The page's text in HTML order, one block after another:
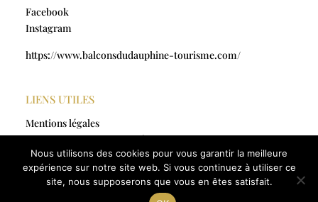
Facebook
Instagram
https://www.balconsdudauphine-tourisme.com/
LIENS UTILES
Mentions légales
Politique de confidentialité
CGV
© artmajic-creations.fr2025 | Tous droits réservés |
Nous utilisons des cookies pour vous garantir la meilleure
expérience sur notre site web. Si vous continuez à utiliser ce
site, nous supposerons que vous en êtes satisfait.